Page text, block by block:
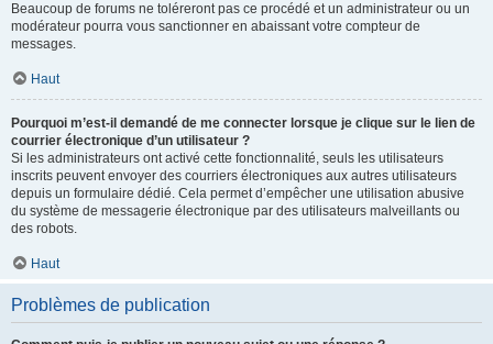
Beaucoup de forums ne toléreront pas ce procédé et un administrateur ou un
modérateur pourra vous sanctionner en abaissant votre compteur de
messages.
Haut
Pourquoi m’est-il demandé de me connecter lorsque je clique sur le lien de
courrier électronique d’un utilisateur ?
Si les administrateurs ont activé cette fonctionnalité, seuls les utilisateurs
inscrits peuvent envoyer des courriers électroniques aux autres utilisateurs
depuis un formulaire dédié. Cela permet d’empêcher une utilisation abusive
du système de messagerie électronique par des utilisateurs malveillants ou
des robots.
Haut
Problèmes de publication